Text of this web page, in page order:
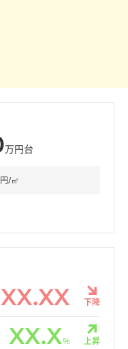
万円台
/㎡
XX.XX 下降
XX.X% 上昇